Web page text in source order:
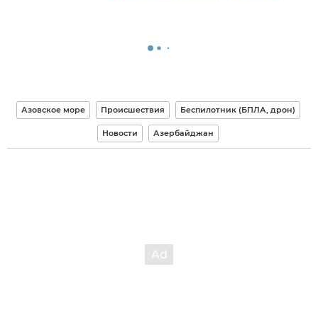
Азовское море Происшествия Беспилотник (БПЛА, дрон)
Новости Азербайджан